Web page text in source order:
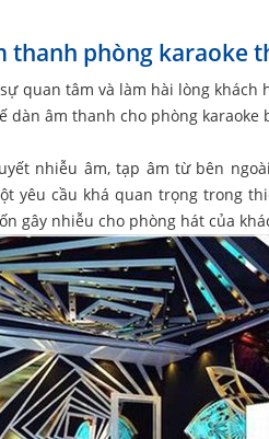
thanh phòng karaoke
quan tâm và làm hài lòng
dàn âm thanh cho phòng karaoke
nhiễu âm, tạp âm từ bên
yêu cầu khá quan trọng trong
gây nhiễu cho phòng hát của